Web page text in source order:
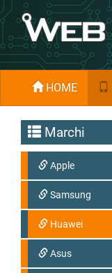
HOME
Marchi
Apple
Samsung
Huawei
Asus